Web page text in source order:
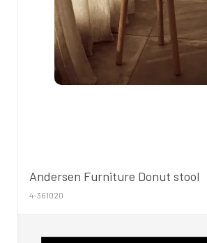
Andersen Furniture Donut stool
4-361020